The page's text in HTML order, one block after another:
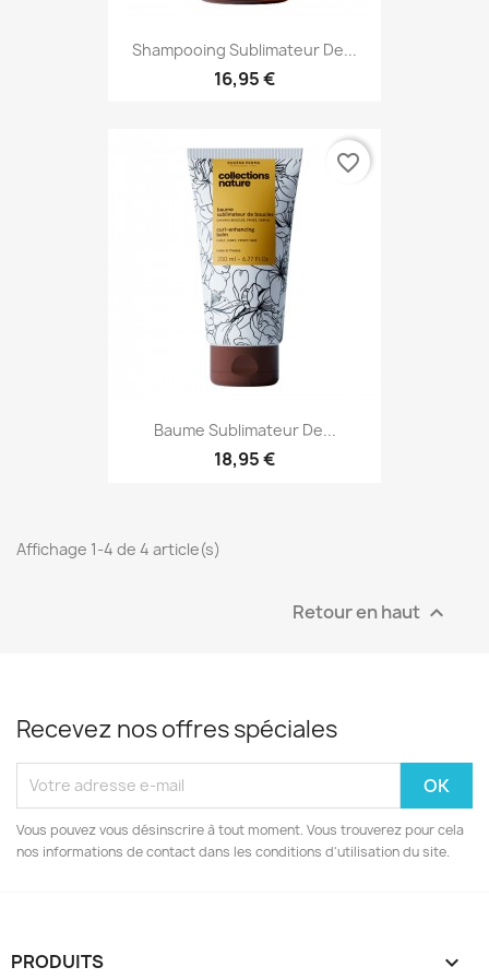
Shampooing Sublimateur De...
16,95 €
Baume Sublimateur De...
18,95 €
favorite_border
Affichage 1-4 de 4 article(s)
Retour en haut 
Recevez nos offres spéciales
Vous pouvez vous désinscrire à tout moment. Vous trouverez pour cela
nos informations de contact dans les conditions d'utilisation du site.
PRODUITS 